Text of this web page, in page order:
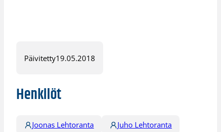
Päivitetty19.05.2018
Henkilöt
Joonas Lehtoranta
Juho Lehtoranta